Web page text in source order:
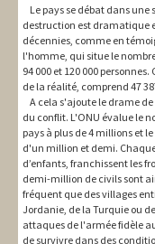
Le pays se débat dans
destruction est dramatique
décennies, comme en
l'homme, qui situe le
94 000 et 120 000
de la réalité, comprend 47
A cela s'ajoute le drame
du conflit. L'ONU évalue le
pays à plus de 4 millions et
d'un million et demi.
d’enfants, franchissent les
demi-million de civils sont
fréquent que des villages
Jordanie, de la Turquie ou
attaques de l'armée fidèle
de survivre dans des